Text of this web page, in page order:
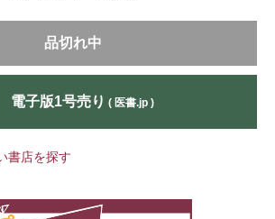
品切れ中
電子版1号売り ( 医書.jp )
書店を探す